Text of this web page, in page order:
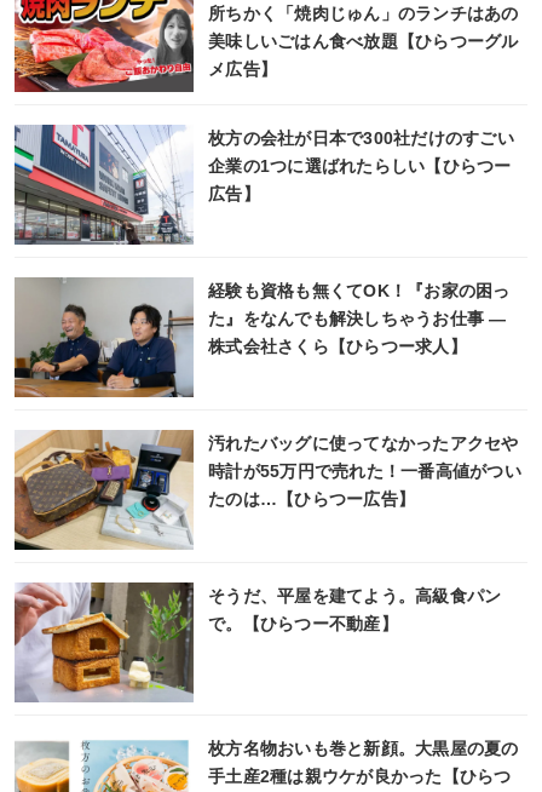
所ちかく「焼肉じゅん」のランチはあの
美味しいごはん食べ放題【ひらつーグル
メ広告】
枚方の会社が日本で300社だけのすごい
企業の1つに選ばれたらしい【ひらつー
広告】
経験も資格も無くてOK！『お家の困っ
た』をなんでも解決しちゃうお仕事 ―
株式会社さくら【ひらつー求人】
汚れたバッグに使ってなかったアクセや
時計が55万円で売れた！一番高値がつい
たのは…【ひらつー広告】
そうだ、平屋を建てよう。高級食パン
で。【ひらつー不動産】
枚方名物おいも巻と新顔。大黒屋の夏の
手土産2種は親ウケが良かった【ひらつ